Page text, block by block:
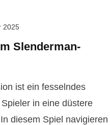
2025
Slenderman-
ist ein fesselndes
in eine düstere
diesem Spiel navigieren